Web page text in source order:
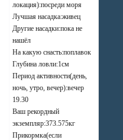
локация):посреди моря
Лучшая насадка:живец
Другие насадки:пока не
нашёл
На какую снасть:поплавок
Глубина ловли:1см
Период активности(день,
ночь, утро, вечер):вечер
19.30
Ваш рекордный
экземпляр:373.575кг
Прикормка(если